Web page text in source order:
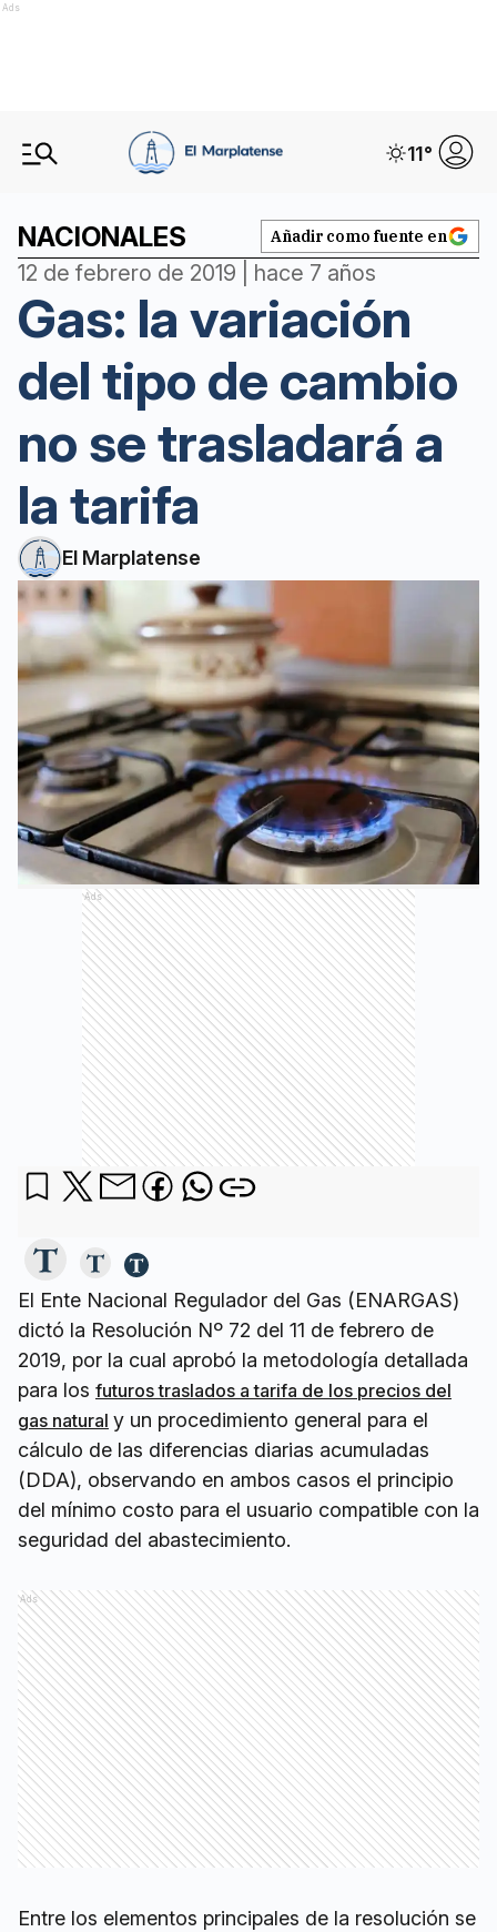
Ads
11°
NACIONALES Añadir como fuente en
12 de febrero de 2019 | hace 7 años
Gas: la variación
del tipo de cambio
no se trasladará a
la tarifa
El Marplatense
Ads
El Ente Nacional Regulador del Gas (ENARGAS)
dictó la Resolución Nº 72 del 11 de febrero de
2019, por la cual aprobó la metodología detallada
para los futuros traslados a tarifa de los precios del
gas natural y un procedimiento general para el
cálculo de las diferencias diarias acumuladas
(DDA), observando en ambos casos el principio
del mínimo costo para el usuario compatible con la
seguridad del abastecimiento.
Ads
Entre los elementos principales de la resolución se